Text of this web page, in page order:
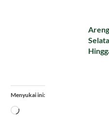
Menyukai ini:
Memuat...